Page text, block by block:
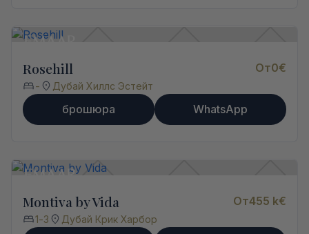
Rosehill От0€
- Дубай Хиллс Эстейт
брошюра WhatsApp
Montiva by Vida От455 k€
1-3 Дубай Крик Харбор